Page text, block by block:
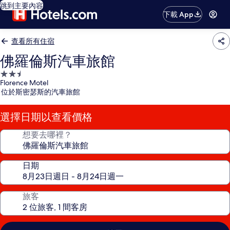
跳到主要內容
下載 App
查看所有住宿
佛羅倫斯汽車旅館
2.5
星
級
住
宿
Florence Motel
位於斯密瑟斯的汽車旅館
選擇日期以查看價格
想要去哪裡？
日期
旅客